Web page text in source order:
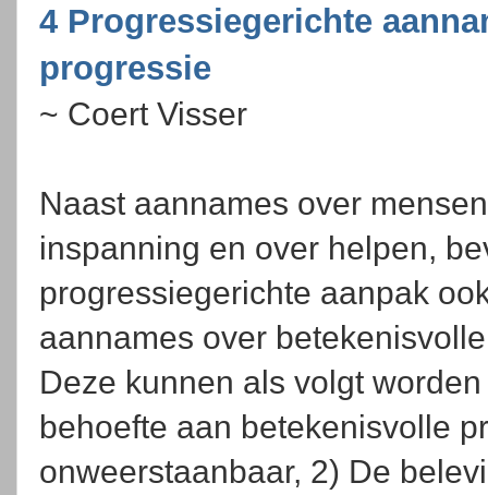
4 Progressiegerichte
progressie
~ Coert Visser
Naast aannames over
inspanning en over helpen,
progressiegerichte aanpak
aannames over
Deze kunnen als volgt
behoefte aan betekenisvolle
onweerstaanbaar, 2) De